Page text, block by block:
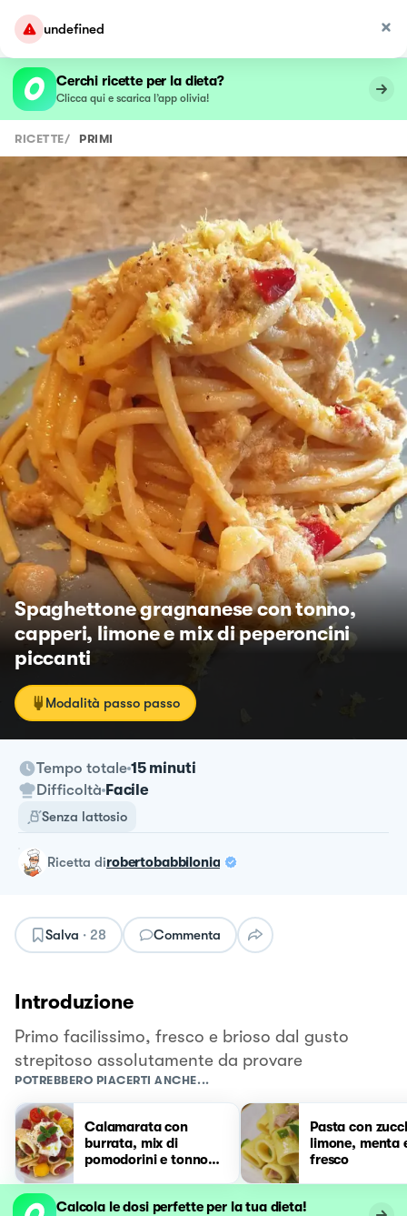
undefined
Cerchi ricette per la dieta?
Clicca qui e scarica l’app olivia!
RICETTE/ PRIMI
Spaghettone gragnanese con tonno,
capperi, limone e mix di peperoncini
piccanti
Modalità passo passo
Tempo totale 15 minuti
Difficoltà Facile
Senza lattosio
ricetta dirobertobabbilonia
Salva · 28 Commenta
Introduzione
Primo facilissimo, fresco e brioso dal gusto
strepitoso assolutamente da provare
POTREBBERO PIACERTI ANCHE...
Calamarata con
burrata, mix di
pomodorini e tonno
Pasta con
limone, menta
fresco
Calcola le dosi perfette per la tua dieta!